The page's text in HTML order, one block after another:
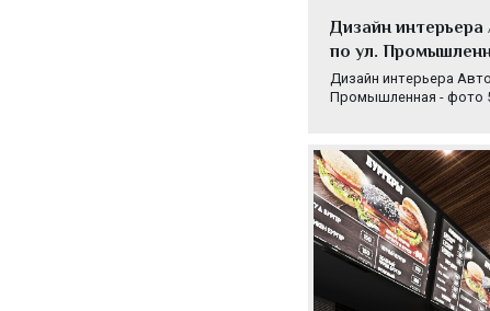
Дизайн
по ул.
Дизайн интерьера
Промышленная - фото